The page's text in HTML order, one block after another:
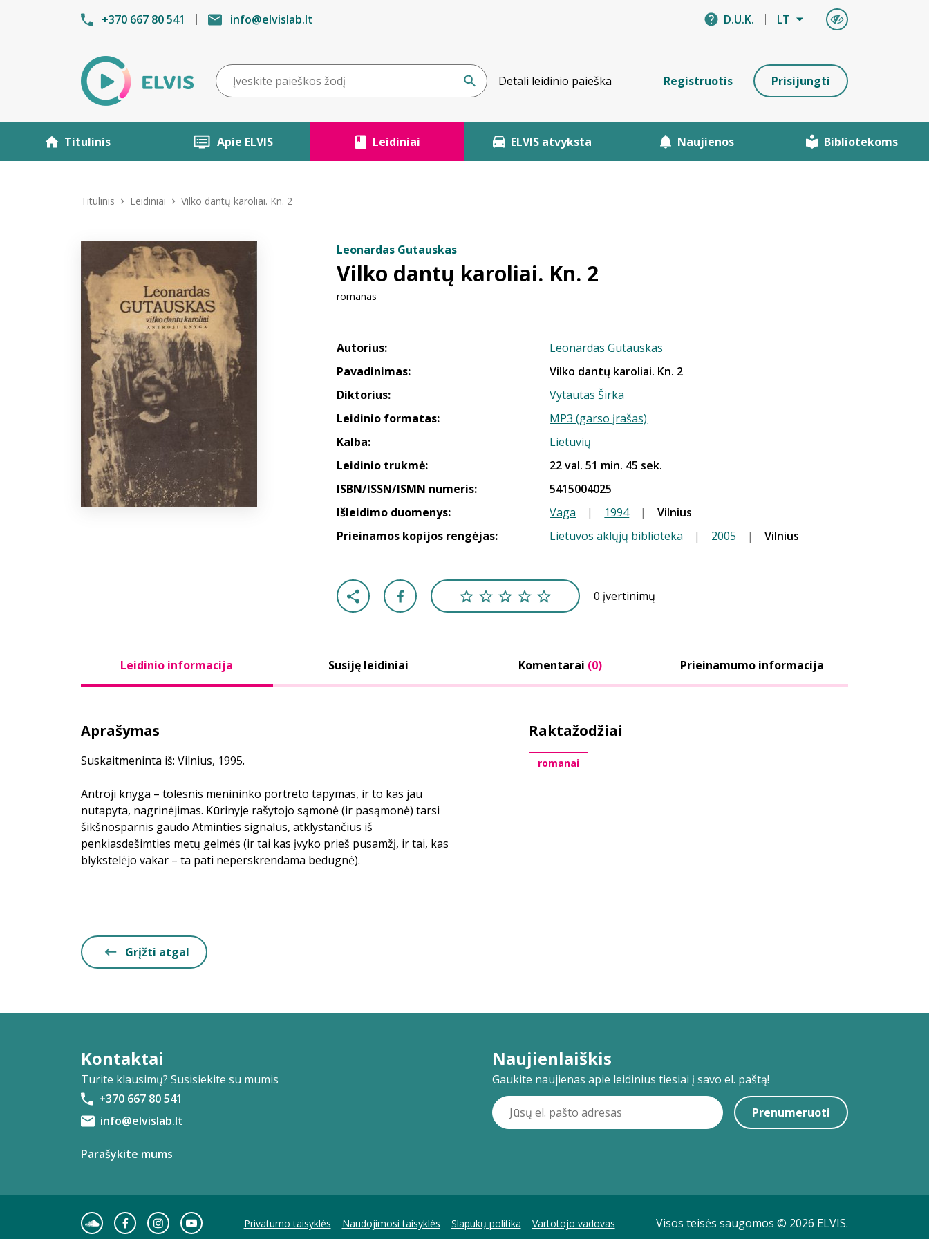
+370 667 80 541 info@elvislab.lt D.U.K. LT
Detali leidinio paieška Registruotis Prisijungti
Titulinis Apie ELVIS Leidiniai ELVIS atvyksta Naujienos Bibliotekoms
Titulinis Leidiniai Vilko dantų karoliai. Kn. 2
Leonardas Gutauskas
Vilko dantų karoliai. Kn. 2
romanas
Autorius:
Leonardas Gutauskas
Pavadinimas:
Vilko dantų karoliai. Kn. 2
Diktorius:
Vytautas Širka
Leidinio formatas:
MP3 (garso įrašas)
Kalba:
Lietuvių
Leidinio trukmė:
22 val. 51 min. 45 sek.
ISBN/ISSN/ISMN numeris:
5415004025
Išleidimo duomenys:
Vaga | 1994 |
Vilnius
Prieinamos kopijos rengėjas:
Lietuvos aklųjų biblioteka | 2005 | Vilnius
0 įvertinimų
Leidinio informacija Susiję leidiniai Komentarai (0) Prieinamumo informacija
Aprašymas
Suskaitmeninta iš: Vilnius, 1995.
Antroji knyga – tolesnis menininko portreto tapymas, ir to kas jau
nutapyta, nagrinėjimas. Kūrinyje rašytojo sąmonė (ir pasąmonė) tarsi
šikšnosparnis gaudo Atminties signalus, atklystančius iš
penkiasdešimties metų gelmės (ir tai kas įvyko prieš pusamžį, ir tai, kas
blykstelėjo vakar – ta pati neperskrendama bedugnė).
Raktažodžiai
romanai
Grįžti atgal
Kontaktai
Turite klausimų? Susisiekite su mumis
+370 667 80 541
info@elvislab.lt
Parašykite mums
Naujienlaiškis
Gaukite naujienas apie leidinius tiesiai į savo el. paštą!
Prenumeruoti
Visos teisės saugomos © 2026 ELVIS.
Privatumo taisyklės Naudojimosi taisyklės Slapukų politika Vartotojo vadovas